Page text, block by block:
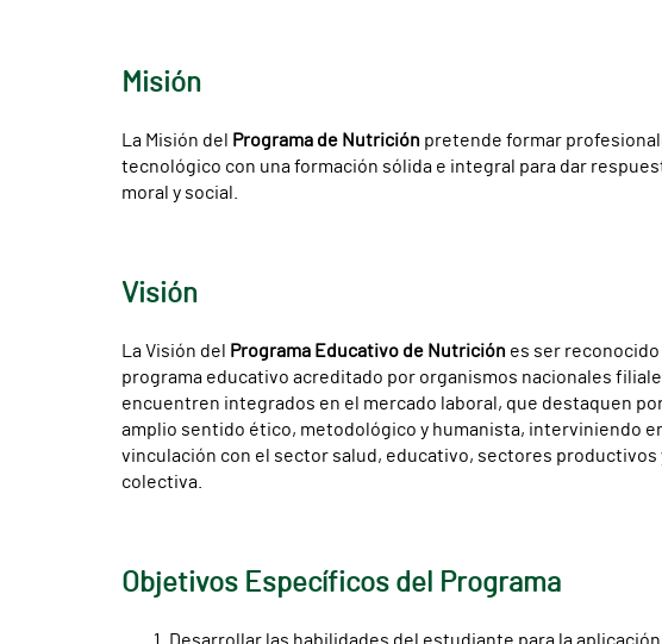
Misión
La Misión del Programa de Nutrición pretende formar
tecnológico con una formación sólida e integral para dar
moral y social.
Visión
La Visión del Programa Educativo de Nutrición es ser
programa educativo acreditado por organismos nacionales
encuentren integrados en el mercado laboral, que destaquen
amplio sentido ético, metodológico y humanista, interviniendo
vinculación con el sector salud, educativo, sectores
colectiva.
Objetivos Específicos del Programa
Desarrollar las habilidades del estudiante para la